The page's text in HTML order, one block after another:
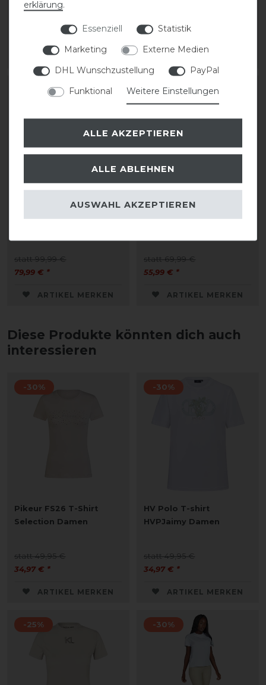
ARTIKEL MERKEN
79,99 € *
statt 99,99 €
79,99 € *
ARTIKEL MERKEN
-20%
statt 69,99 €
55,99 € *
ARTIKEL MERKEN
Diese Produkte könnten dich auch
interessieren
-30%
Pikeur FS26 T-Shirt
Selection Damen
statt 49,95 €
34,97 € *
ARTIKEL MERKEN
-30%
HV Polo T-shirt
HVPJaimy Damen
statt 49,95 €
34,97 € *
ARTIKEL MERKEN
-25% -30%
erklärung.
Essenziell
Statistik
Marketing
Externe Medien
DHL Wunschzustellung
PayPal
Funktional
Weitere Einstellungen
ALLE AKZEPTIEREN
ALLE ABLEHNEN
AUSWAHL AKZEPTIEREN